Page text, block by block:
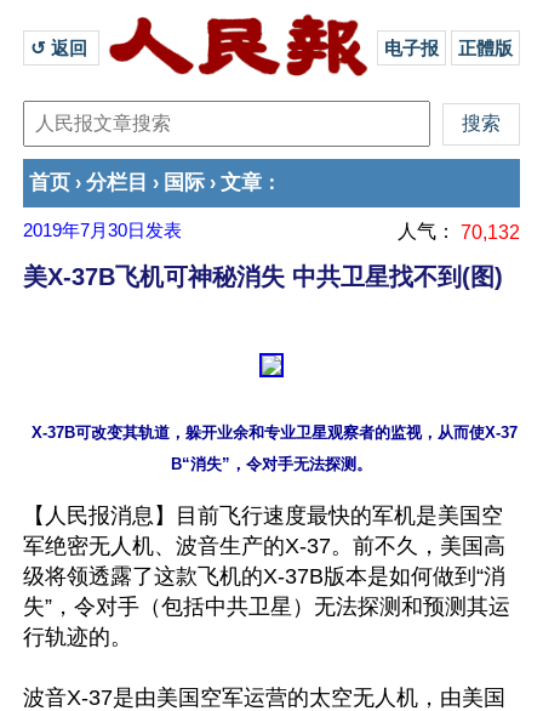
↺ 返回 电子报 正體版
首页 › 分栏目 › 国际 › 文章 ：
2019年7月30日 发表 人气： 70,132
美X-37B飞机可神秘消失 中共卫星找不到(图)
【人民报消息】目前飞行速度最快的军机是美国空
军绝密无人机、波音生产的X-37。前不久，美国高
级将领透露了这款飞机的X-37B版本是如何做到“消
失”，令对手（包括中共卫星）无法探测和预测其运
行轨迹的。
波音X-37是由美国空军运营的太空无人机，由美国